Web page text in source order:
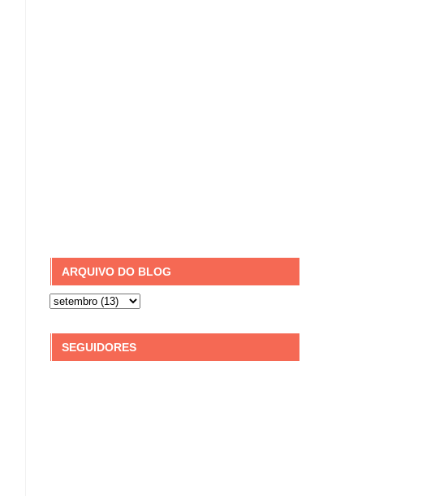
ARQUIVO DO BLOG
SEGUIDORES